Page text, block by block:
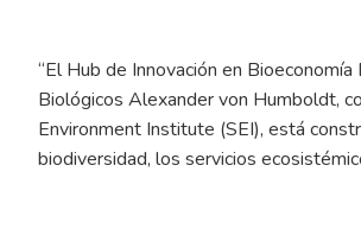
“El Hub de Innovación en
Biológicos Alexander von Humboldt,
Environment Institute (SEI), está
biodiversidad, los servicios